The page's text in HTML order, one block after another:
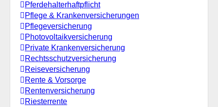
Pferdehalterhaftpflicht
Pflege & Krankenversicherungen
Pflegeversicherung
Photovoltaikversicherung
Private Krankenversicherung
Rechtsschutzversicherung
Reiseversicherung
Rente & Vorsorge
Rentenversicherung
Riesterrente